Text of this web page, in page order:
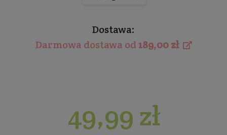
Dostawa:
Darmowa dostawa od189,00 zł
49,99 zł